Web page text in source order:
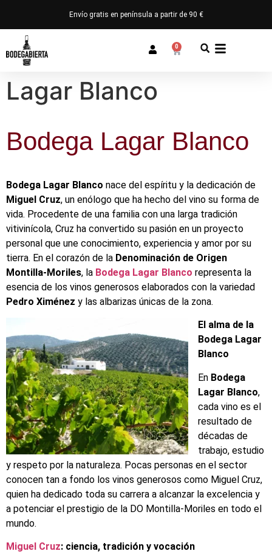
Envío gratis en península a partir de 90 €
0
Lagar Blanco
Bodega Lagar Blanco
Bodega Lagar Blanco nace del espíritu y la dedicación de
Miguel Cruz, un enólogo que ha hecho del vino su forma de
vida. Procedente de una familia con una larga tradición
vitivinícola, Cruz ha convertido su pasión en un proyecto
personal que une conocimiento, experiencia y amor por su
tierra. En el corazón de la Denominación de Origen
Montilla-Moriles, la Bodega Lagar Blanco representa la
esencia de los vinos generosos elaborados con la variedad
Pedro Ximénez y las albarizas únicas de la zona.
El alma de la
Bodega Lagar
Blanco
En Bodega
Lagar Blanco,
cada vino es el
resultado de
décadas de
trabajo, estudio
y respeto por la naturaleza. Pocas personas en el sector
conocen tan a fondo los vinos generosos como Miguel Cruz,
quien ha dedicado toda su carrera a alcanzar la excelencia y
a potenciar el prestigio de la DO Montilla-Moriles en todo el
mundo.
Miguel Cruz: ciencia, tradición y vocación